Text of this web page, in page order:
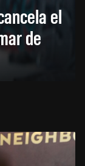
el
de